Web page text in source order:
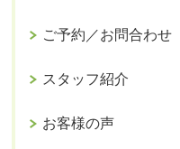
ご予約／お問合わせ
スタッフ紹介
お客様の声